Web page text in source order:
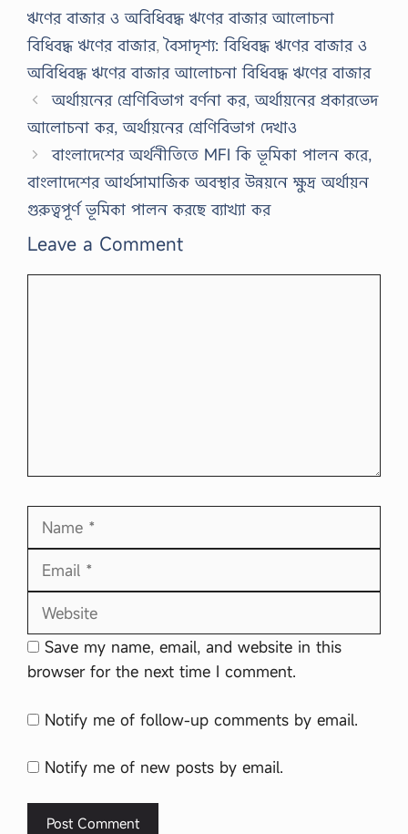
ঋণের বাজার ও অবিধিবদ্ধ ঋণের বাজার আলোচনা
বিধিবদ্ধ ঋণের বাজার,বৈসাদৃশ্য: বিধিবদ্ধ ঋণের বাজার ও
অবিধিবদ্ধ ঋণের বাজার আলোচনা বিধিবদ্ধ ঋণের বাজার
অর্থায়নের শ্রেণিবিভাগ বর্ণনা কর, অর্থায়নের প্রকারভেদ
আলোচনা কর, অর্থায়নের শ্রেণিবিভাগ দেখাও
বাংলাদেশের অর্থনীতিতে MFI কি ভূমিকা পালন করে,
বাংলাদেশের আর্থসামাজিক অবস্থার উন্নয়নে ক্ষুদ্র অর্থায়ন
গুরুত্বপূর্ণ ভূমিকা পালন করছে ব্যাখ্যা কর
Leave a Comment
Name
Email
Website
Save my name, email, and website in this
browser for the next time I comment.
Notify me of follow-up comments by email.
Notify me of new posts by email.